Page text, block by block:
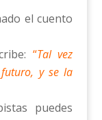
el cuento
“Tal vez
y se la
puedes